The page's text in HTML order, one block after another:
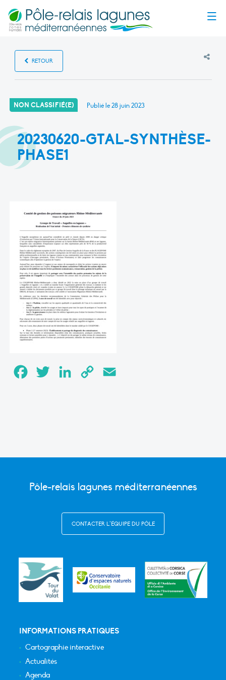
RETOUR
NON CLASSIFIÉ(E) Publié le28 juin 2023
20230620-GTAL-SYNTHÈSE-
PHASE1
FacebookTwitter LinkedInCopy
Pôle-relais lagunes méditerranéennes
CONTACTER L’ÉQUIPE DU PÔLE
INFORMATIONS PRATIQUES
Cartographie interactive
Actualités
Agenda